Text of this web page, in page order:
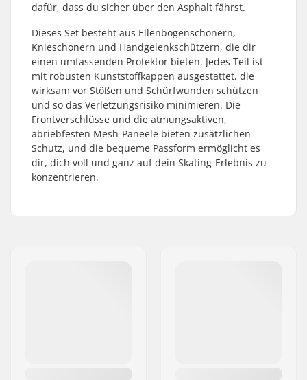
dafür, dass du sicher über den Asphalt fährst.
Dieses Set besteht aus Ellenbogenschonern,
Knieschonern und Handgelenkschützern, die dir
einen umfassenden Protektor bieten. Jedes Teil ist
mit robusten Kunststoffkappen ausgestattet, die
wirksam vor Stößen und Schürfwunden schützen
und so das Verletzungsrisiko minimieren. Die
Frontverschlüsse und die atmungsaktiven,
abriebfesten Mesh-Paneele bieten zusätzlichen
Schutz, und die bequeme Passform ermöglicht es
dir, dich voll und ganz auf dein Skating-Erlebnis zu
konzentrieren.